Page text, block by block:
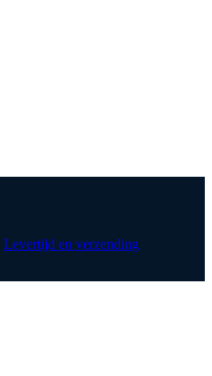
Levertijd en verzending